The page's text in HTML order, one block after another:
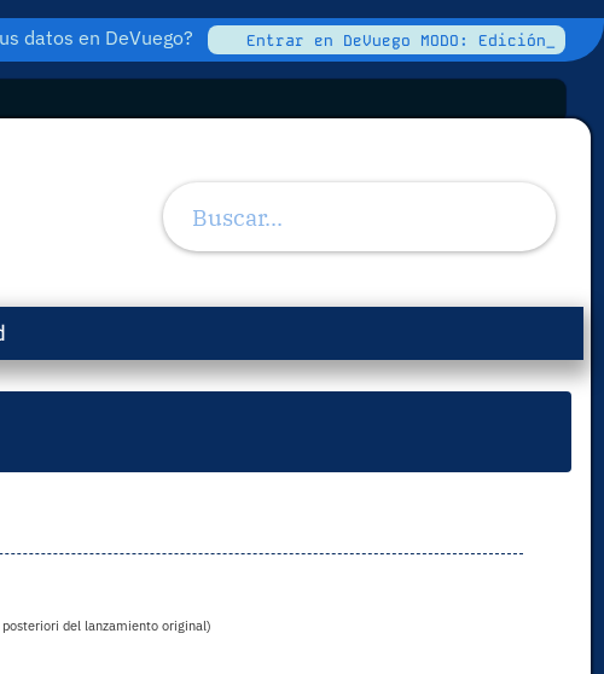
datos en DeVuego? Entrar en DeVuego MODO: Edición_
del lanzamiento original)